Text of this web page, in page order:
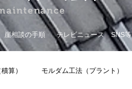
崖相談の手順 テレビニュース SNS等
算） モルダム工法（プラント）